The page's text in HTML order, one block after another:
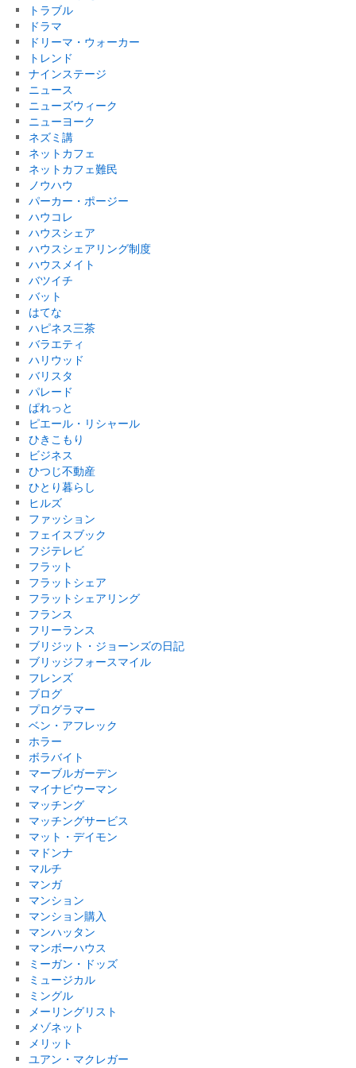
トラブル
ドラマ
ドリーマ・ウォーカー
トレンド
ナインステージ
ニュース
ニューズウィーク
ニューヨーク
ネズミ講
ネットカフェ
ネットカフェ難民
ノウハウ
パーカー・ポージー
ハウコレ
ハウスシェア
ハウスシェアリング制度
ハウスメイト
バツイチ
バット
はてな
ハピネス三茶
バラエティ
ハリウッド
バリスタ
パレード
ぱれっと
ピエール・リシャール
ひきこもり
ビジネス
ひつじ不動産
ひとり暮らし
ヒルズ
ファッション
フェイスブック
フジテレビ
フラット
フラットシェア
フラットシェアリング
フランス
フリーランス
ブリジット・ジョーンズの日記
ブリッジフォースマイル
フレンズ
ブログ
プログラマー
ベン・アフレック
ホラー
ボラバイト
マーブルガーデン
マイナビウーマン
マッチング
マッチングサービス
マット・デイモン
マドンナ
マルチ
マンガ
マンション
マンション購入
マンハッタン
マンボーハウス
ミーガン・ドッズ
ミュージカル
ミングル
メーリングリスト
メゾネット
メリット
ユアン・マクレガー